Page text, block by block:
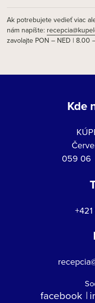
Ak potrebujete vedieť viac
nám napíšte:
zavolajte PON – NED | 8.00
Kde
059 06
facebook